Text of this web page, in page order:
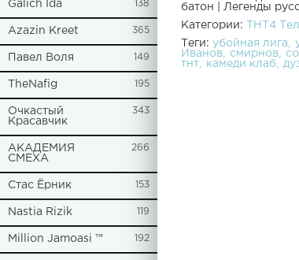
Galich Ida 138
Azazin Kreet 365
Павел Воля 149
TheNafig 195
Очкастый
Красавчик
343
АКАДЕМИЯ
СМЕХА
266
Стас Ёрник 153
Nastia Rizik 119
Million Jamoasi ™ 192
батон | Легенды
Категории:
ТНТ4
Теги: убойная лига
Иванов
смирнов
тнт
камеди клаб